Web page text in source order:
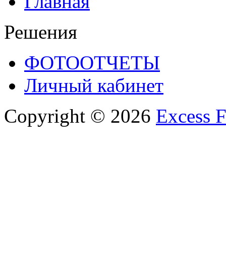
Решения
ФОТООТЧЕТЫ
Личный кабинет
Copyright © 2026 Excess